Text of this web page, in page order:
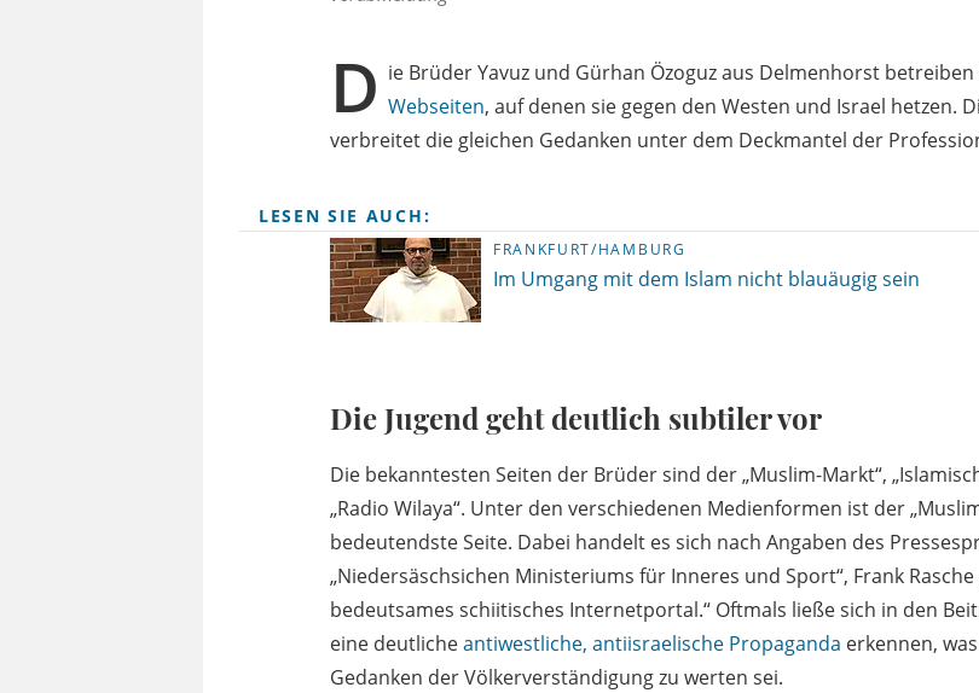
D ie Brüder Yavuz und Gürhan Özoguz aus Delmenhorst
Webseiten, auf denen sie gegen den Westen und Israel hetzen.
verbreitet die gleichen Gedanken unter dem Deckmantel der
LESEN SIE AUCH:
FRANKFURT/HAMBURG
Im Umgang mit dem Islam nicht blauäugig sein
Die Jugend geht deutlich subtiler vor
Die bekanntesten Seiten der Brüder sind der „Muslim-Markt“,
„Radio Wilaya“. Unter den verschiedenen Medienformen ist der
bedeutendste Seite. Dabei handelt es sich nach Angaben des
„Niedersäschsichen Ministeriums für Inneres und Sport“, Frank
bedeutsames schiitisches Internetportal.“ Oftmals ließe sich in den
eine deutlicheantiwestliche, antiisraelische Propaganda erkennen,
Gedanken der Völkerverständigung zu werten sei.